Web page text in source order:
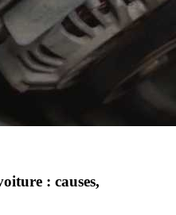
: causes,